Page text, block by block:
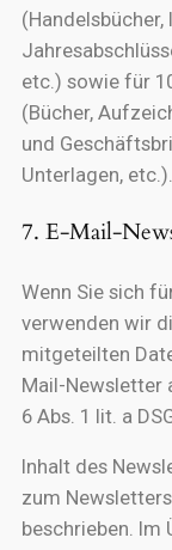
etc.) sowie für
(Bücher,
und
Unterlagen, etc.).
7. E-Mail-
Wenn Sie sich
verwenden wir
mitgeteilten
Mail-Newsletter
6 Abs. 1 lit. a
Inhalt des
zum
beschrieben. Im